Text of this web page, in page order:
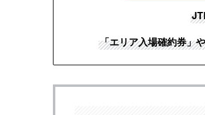
「エリア入場確約券」